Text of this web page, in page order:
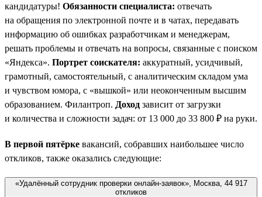
кандидатуры! Обязанности специалиста: отвечать
на обращения по электронной почте и в чатах, передавать
информацию об ошибках разработчикам и менеджерам,
решать проблемы и отвечать на вопросы, связанные с поиском
«Яндекса». Портрет соискателя: аккуратный, усидчивый,
грамотный, самостоятельный, с аналитическим складом ума
и чувством юмора, с «вышкой» или неоконченным высшим
образованием. Филантроп. Доход зависит от загрузки
и количества и сложности задач: от 13 000 до 33 800 ₽ на руки.
В первой пятёрке вакансий, собравших наибольшее число
откликов, также оказались следующие:
«Удалённый сотрудник проверки онлайн-заявок», Москва, 44 917
откликов